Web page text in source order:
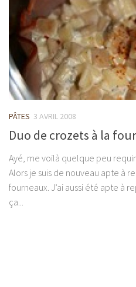
PÂTES 3 AVRIL 2008
Duo de crozets à la
Ayé, me voilà quelque peu
Alors je suis de nouveau apte à
fourneaux. J’ai aussi été apte à
ça...